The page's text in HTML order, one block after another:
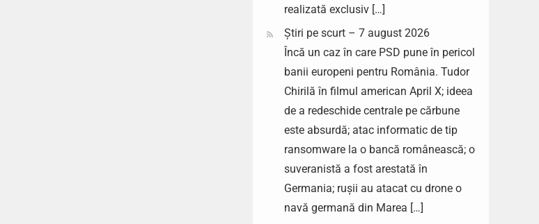
realizată exclusiv […]
Știri pe scurt – 7 august 2026
Încă un caz în care PSD pune în pericol
banii europeni pentru România. Tudor
Chirilă în filmul american April X; ideea
de a redeschide centrale pe cărbune
este absurdă; atac informatic de tip
ransomware la o bancă românească; o
suveranistă a fost arestată în
Germania; rușii au atacat cu drone o
navă germană din Marea […]